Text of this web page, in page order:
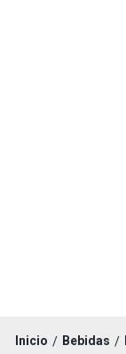
Inicio / Bebidas /